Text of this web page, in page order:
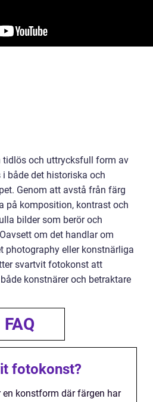
och uttrycksfull form av
både det historiska och
Genom att avstå från färg
på komposition, kontrast och
bilder som berör och
om det handlar om
photography eller konstnärliga
svartvit fotokonst att
konstnärer och betraktare
FAQ
fotokonst?
konstform där färgen har